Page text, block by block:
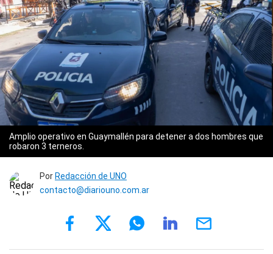
Amplio operativo en Guaymallén para detener a dos hombres que
robaron 3 terneros.
Por Redacción de UNO
contacto@diariouno.com.ar